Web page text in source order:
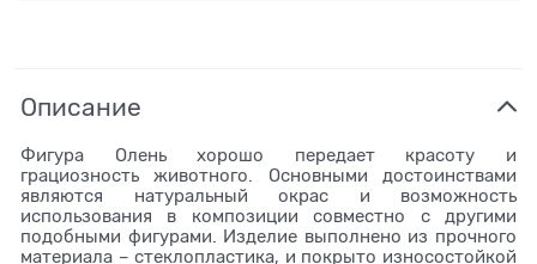
Описание
Фигура Олень хорошо передает красоту и
грациозность животного. Основными достоинствами
являются натуральный окрас и возможность
использования в композиции совместно с другими
подобными фигурами. Изделие выполнено из прочного
материала – стеклопластика, и покрыто износостойкой